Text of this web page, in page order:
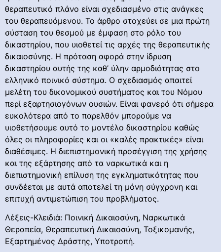
θεραπευτικό πλάνο είναι σχεδιασμένο στις ανάγκες
του θεραπευόμενου. Το άρθρο στοχεύει σε μια πρώτη
σύσταση του θεσμού με έμφαση στο ρόλο του
δικαστηρίου, που υιοθετεί τις αρχές της θεραπευτικής
δικαιοσύνης. Η πρόταση αφορά στην ίδρυση
δικαστηρίου αυτής της καθ’ ύλην αρμοδιότητας στο
ελληνικό ποινικό σύστημα. Ο σχεδιασμός απαιτεί
μελέτη του δικονομικού συστήματος και του Νόμου
περί εξαρτησιογόνων ουσιών. Είναι φανερό ότι σήμερα
ευκολότερα από το παρελθόν μπορούμε να
υιοθετήσουμε αυτό το μοντέλο δικαστηρίου καθώς
όλες οι πληροφορίες και οι «καλές πρακτικές» είναι
διαθέσιμες. Η διεπιστημονική προσέγγιση της χρήσης
και της εξάρτησης από τα ναρκωτικά και η
διεπιστημονική επίλυση της εγκληματικότητας που
συνδέεται με αυτά αποτελεί τη μόνη σύγχρονη και
επιτυχή αντιμετώπιση του προβλήματος.
Λέξεις-Κλειδιά: Ποινική Δικαιοσύνη, Ναρκωτικά
Θεραπεία, Θεραπευτική Δικαιοσύνη, Τοξικομανής,
Εξαρτημένος Δράστης, Υποτροπή.